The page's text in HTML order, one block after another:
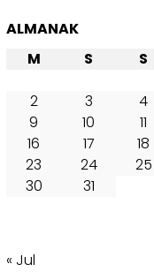
ALMANAK
M S S
2
3 4
9
10 11
16
17 18
23
24 25
30
31
« Jul